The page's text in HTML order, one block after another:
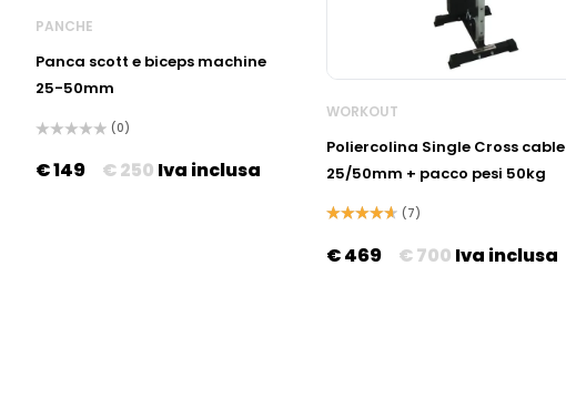
PANCHE
Panca scott e biceps machine
25-50mm
0
su
(0)
€250
€149 Iva inclusa
WORKOUT
Poliercolina Single Cross cable
25/50mm + pacco pesi 50kg
4.71su 5
(7)
€700
€469 Iva inclusa